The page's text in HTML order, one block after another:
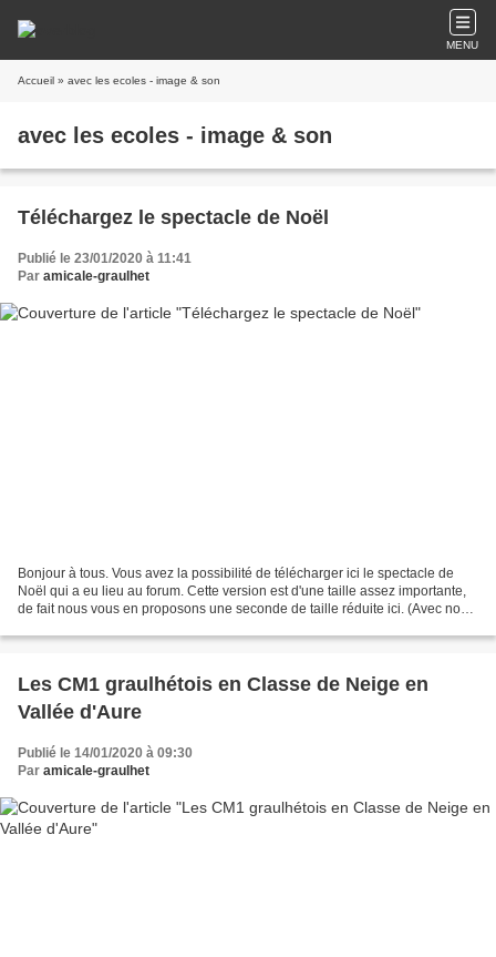
MENU
Accueil » avec les ecoles - image & son
avec les ecoles - image & son
Téléchargez le spectacle de Noël
Publié le 23/01/2020 à 11:41
Par amicale-graulhet
Bonjour à tous. Vous avez la possibilité de télécharger ici le spectacle de
Noël qui a eu lieu au forum. Cette version est d'une taille assez importante,
de fait nous vous en proposons une seconde de taille réduite ici. (Avec nos
Les CM1 graulhétois en Classe de Neige en
Vallée d'Aure
Publié le 14/01/2020 à 09:30
Par amicale-graulhet